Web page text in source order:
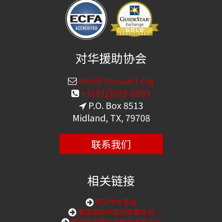
对华援助协会
info@chinaaid.org
+1(432)689-6985
P.O. Box 8513
Midland, TX, 79708
联系我们
相关链接
购买中文圣经
美国国会中国问题委员会